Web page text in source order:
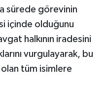
sürede görevinin
içinde olduğunu
halkının iradesini
vurgulayarak, bu
tüm isimlere